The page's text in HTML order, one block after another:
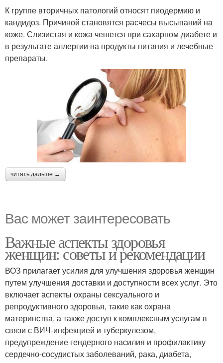
К группе вторичных патологий относят пиодермию и
кандидоз. Причиной становятся расчесы высыпаний на
коже. Слизистая и кожа чешется при сахарном диабете и
в результате аллергии на продукты питания и лечебные
препараты.
читать дальше →
Вас может заинтересовать
Важные аспекты здоровья
женщин: советы и рекомендации
ВОЗ прилагает усилия для улучшения здоровья женщин
путем улучшения доставки и доступности всех услуг. Это
включает аспекты охраны сексуального и
репродуктивного здоровья, такие как охрана
материнства, а также доступ к комплексным услугам в
связи с ВИЧ-инфекцией и туберкулезом,
предупреждение гендерного насилия и профилактику
сердечно-сосудистых заболеваний, рака, диабета,